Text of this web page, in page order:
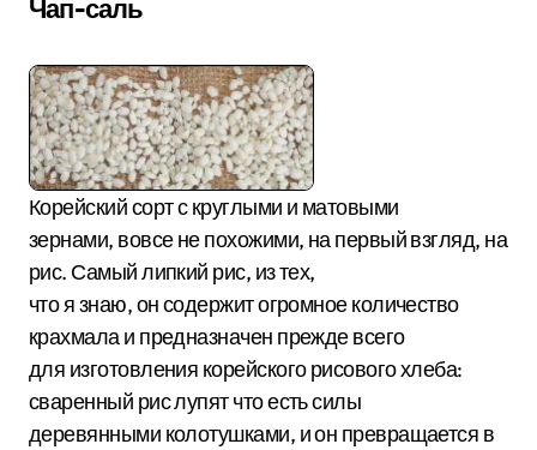
Чап-саль
Корейский сорт с круглыми и матовыми
зернами, вовсе не похожими, на первый взгляд, на
рис. Самый липкий рис, из тех,
что я знаю, он содержит огромное количество
крахмала и предназначен прежде всего
для изготовления корейского рисового хлеба:
сваренный рис лупят что есть силы
деревянными колотушками, и он превращается в